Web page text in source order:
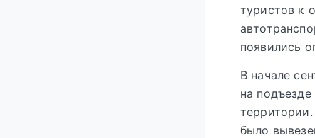
туристов к
появились
В начале
на
было